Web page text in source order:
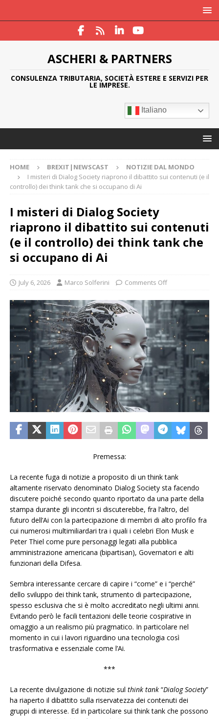
ASCHERI & PARTNERS
CONSULENZA TRIBUTARIA, SOCIETÀ ESTERE E SERVIZI PER
LE IMPRESE.
Italiano
HOME BREXIT|NEWSCAST
NOTIZIE DAL MONDO
I misteri di Dialog Society riaprono il dibattito sui contenuti (e il
controllo) dei think tank che si occupano di Ai
I misteri di Dialog Society
riaprono il dibattito sui contenuti
(e il controllo) dei think tank che
si occupano di Ai
July 6, 2026 Marco Solferini Comments Off
Premessa:
La recente fuga di notizie a proposito di un think tank
altamente riservato denominato Dialog Society sta facendo
discutere poiché secondo quanto riportato da una parte della
stampa durante gli incontri si discuterebbe, fra l’altro, del
futuro dell’Ai con la partecipazione di membri di alto profilo fra
cui numerosi multimiliardari tra i quali i celebri Elon Musk e
Peter Thiel come pure personaggi legati alla pubblica
amministrazione americana (bipartisan), Governatori e alti
funzionari della Difesa.
Sembra interessante cercare di capire i “come” e i “perché”
dello sviluppo dei think tank, strumento di partecipazione,
spesso esclusiva che si è molto accreditato negli ultimi anni.
Evitando però le facili tentazioni delle teorie cospirative in
omaggio a un realismo più pragmatico. In particolare nel
momento in cui i lavori riguardino una tecnologia così
trasformativa e essenziale come l’Ai.
***
La recente divulgazione di notizie sul think tank “Dialog Society”
ha riaperto il dibattito sulla riservatezza dei contenuti dei
gruppi di interesse. Ed in particolare sui think tank che possono